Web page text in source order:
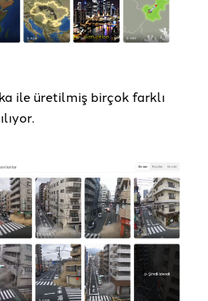
ile üretilmiş birçok farklı